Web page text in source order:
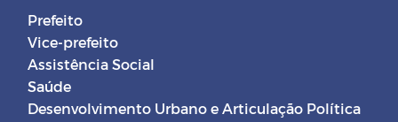
Prefeito
Vice-prefeito
Assistência Social
Saúde
Desenvolvimento Urbano e Articulação Política